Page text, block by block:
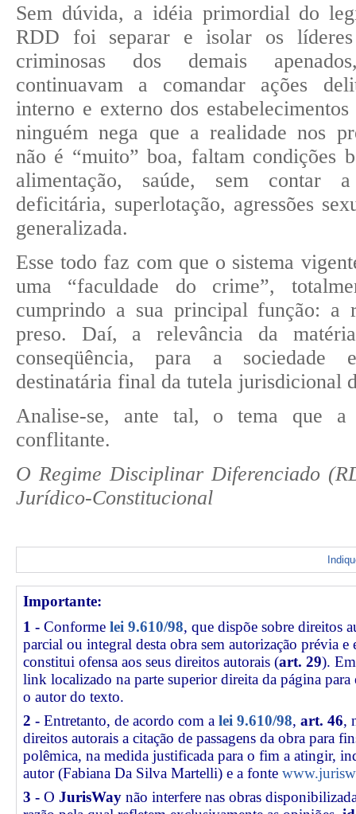
Sem dúvida, a idéia primordial do
RDD foi separar e isolar os líderes
criminosas dos demais
continuavam a comandar ações
interno e externo dos
ninguém nega que a realidade nos
não é “muito” boa, faltam condições
alimentação, saúde, sem contar
deficitária, superlotação, agressões
generalizada.
Esse todo faz com que o sistema
uma “faculdade do crime”,
cumprindo a sua principal função: a
preso. Daí, a relevância da
conseqüência, para a sociedade
destinatária final da tutela jurisdicional
Analise-se, ante tal, o tema que
conflitante.
O Regime Disciplinar Diferenciado
Jurídico-Constitucional
Importante:
1 - Conforme lei 9.610/98, que dispõe sobre direitos
parcial ou integral desta obra sem autorização prévia e
constitui ofensa aos seus direitos autorais (art. 29).
link localizado na parte superior direita da página
o autor do texto.
2 - Entretanto, de acordo com a lei 9.610/98, art. 46,
direitos autorais a citação de passagens da obra para
polêmica, na medida justificada para o fim a atingir,
autor (Fabiana Da Silva Martelli) e a fonte
3 - O JurisWay não interfere nas obras